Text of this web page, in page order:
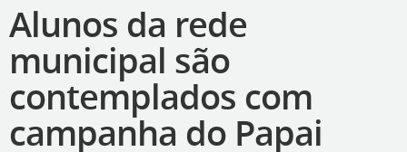
Alunos da rede
municipal são
contemplados com
campanha do Papai